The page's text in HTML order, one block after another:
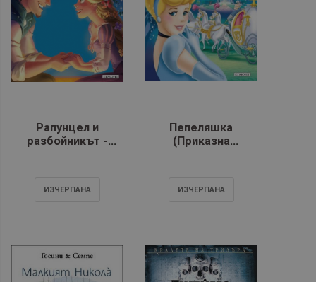
Рапунцел и
разбойникът -
ИЗЧЕРПАНA
Пепеляшка
(Приказна
ИЗЧЕРПАНA